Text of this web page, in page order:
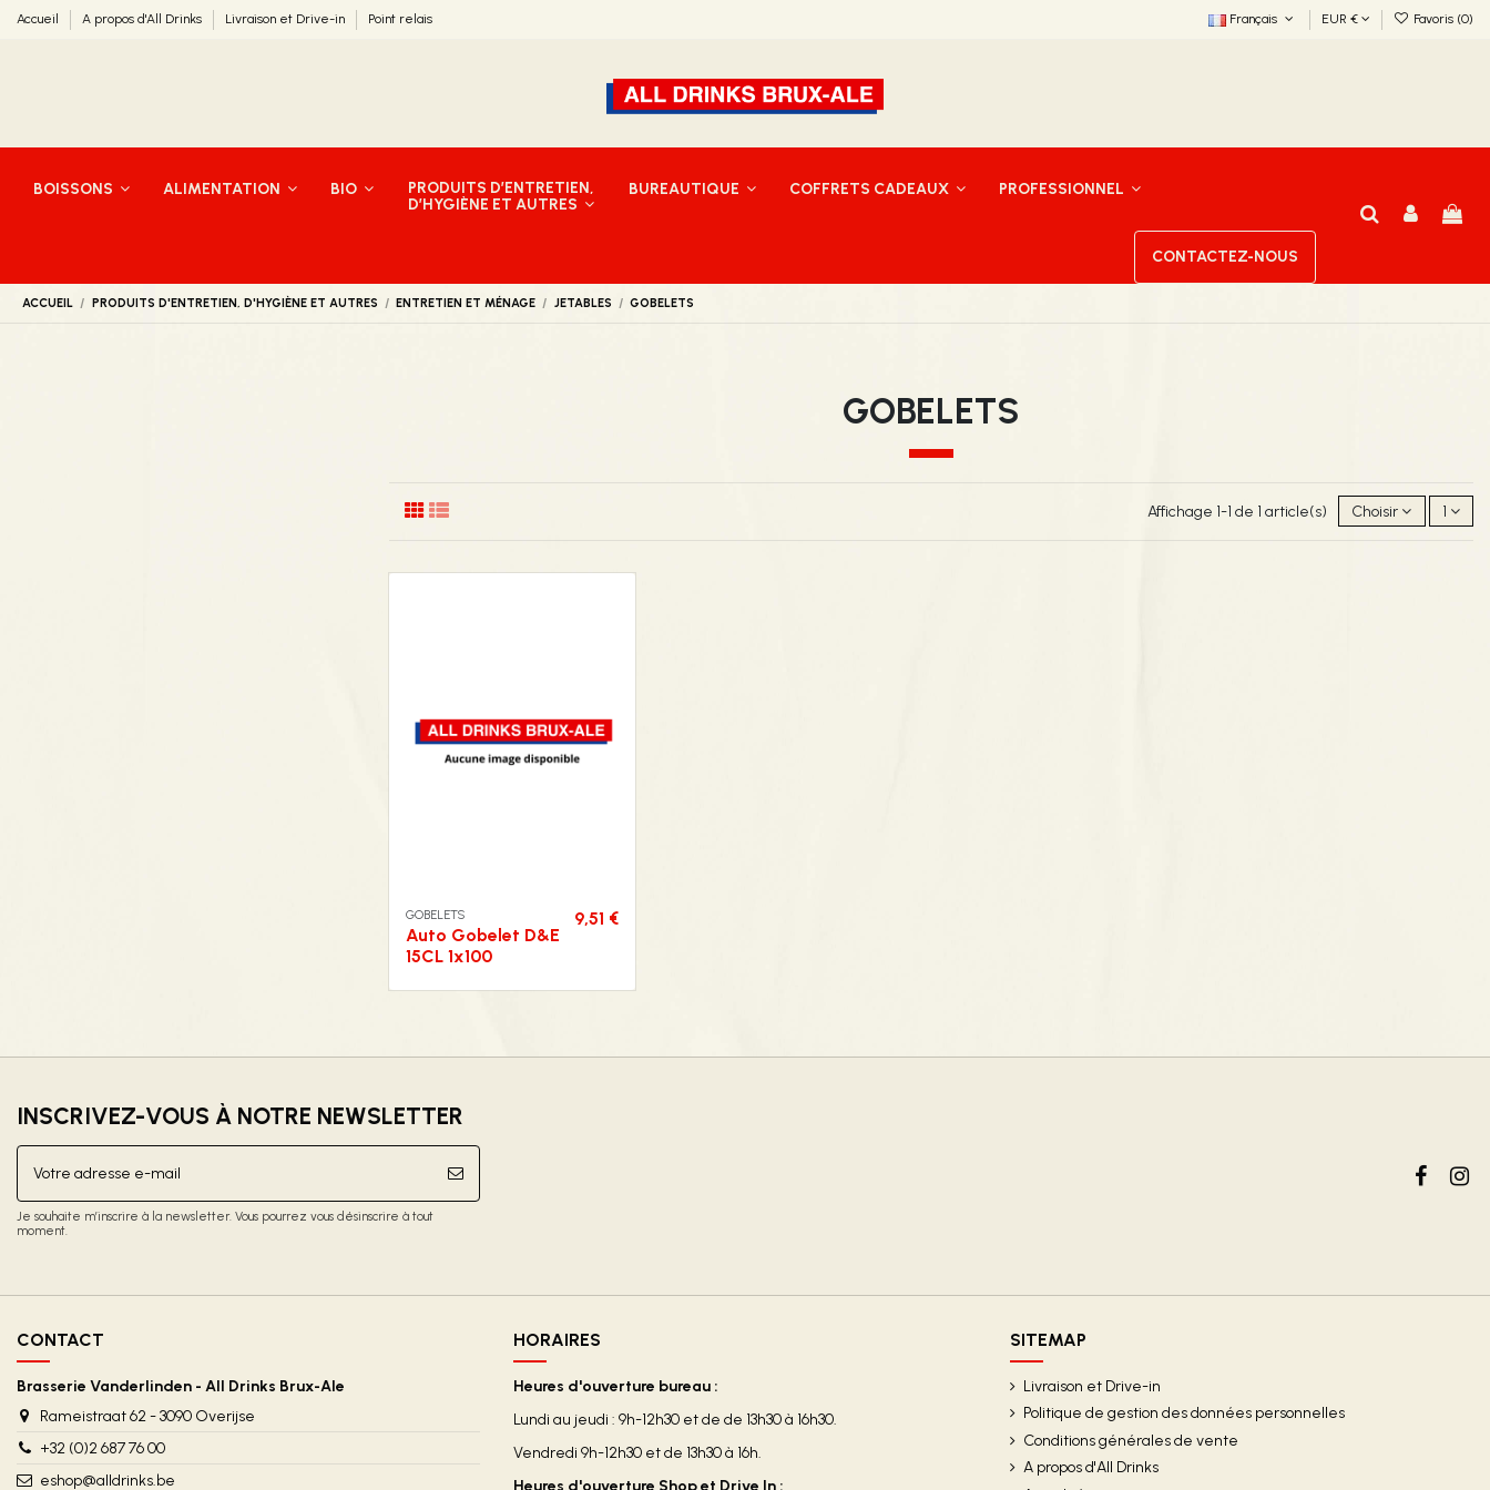
Accueil A propos d'All Drinks Livraison et Drive-in Point relais Français EUR € Favoris (0)
BOISSONS ALIMENTATION BIO
PRODUITS D’ENTRETIEN,
D’HYGIÈNE ET AUTRES
BUREAUTIQUE COFFRETS CADEAUX PROFESSIONNEL
CONTACTEZ-NOUS
ACCUEIL PRODUITS D'ENTRETIEN, D'HYGIÈNE ET AUTRES ENTRETIEN ET MÉNAGE JETABLES GOBELETS
GOBELETS
Affichage 1-1 de 1 article(s) Choisir 1
GOBELETS
Auto Gobelet D&E
15CL 1x100
9,51 €
INSCRIVEZ-VOUS À NOTRE NEWSLETTER
Je souhaite m’inscrire à la newsletter. Vous pourrez vous désinscrire à tout
moment.
CONTACT
Brasserie Vanderlinden - All Drinks Brux-Ale
Rameistraat 62 - 3090 Overijse
+32 (0)2 687 76 00
eshop@alldrinks.be
HORAIRES
Heures d'ouverture bureau :
Lundi au jeudi : 9h-12h30 et de de 13h30 à 16h30.
Vendredi 9h-12h30 et de 13h30 à 16h.
Heures d'ouverture Shop et Drive In :
SITEMAP
Livraison et Drive-in
Politique de gestion des données personnelles
Conditions générales de vente
A propos d'All Drinks